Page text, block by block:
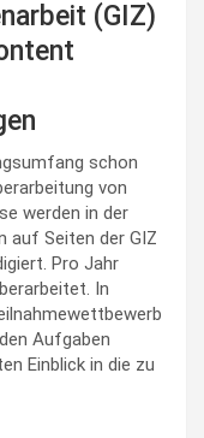
(GIZ)
schon
von
werden in der
auf Seiten der GIZ
Pro Jahr
In
Aufgaben
Einblick in die zu